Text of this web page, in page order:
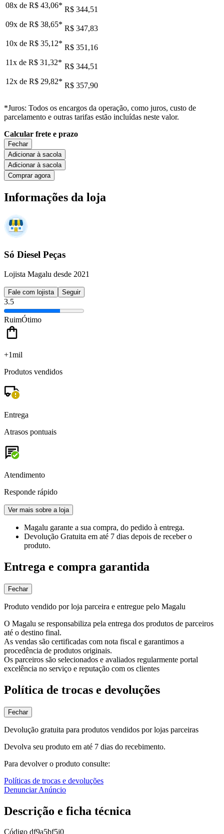
08x de R$ 43,06* R$ 344,51
09x de R$ 38,65* R$ 347,83
10x de R$ 35,12* R$ 351,16
11x de R$ 31,32* R$ 344,51
12x de R$ 29,82* R$ 357,90
*Juros: Todos os encargos da operação, como juros, custo de
parcelamento e outras tarifas estão incluídas neste valor.
Calcular frete e prazo
Fechar
Adicionar à sacola
Adicionar à sacola
Comprar agora
Informações da loja
Só Diesel Peças
Lojista Magalu desde 2021
Fale com lojista Seguir
3.5
RuimÓtimo
+1mil
Produtos vendidos
Entrega
Atrasos pontuais
Atendimento
Responde rápido
Ver mais sobre a loja
Magalu garante a sua compra, do pedido à entrega.
Devolução Gratuita em até 7 dias depois de receber o
produto.
Entrega e compra garantida
Fechar
Produto vendido por loja parceira e entregue pelo Magalu
O Magalu se responsabiliza pela entrega dos produtos de parceiros
até o destino final.
As vendas são certificadas com nota fiscal e garantimos a
procedência de produtos originais.
Os parceiros são selecionados e avaliados regularmente portal
excelência no serviço e reputação com os clientes
Política de trocas e devoluções
Fechar
Devolução gratuita para produtos vendidos por lojas parceiras
Devolva seu produto em até 7 dias do recebimento.
Para devolver o produto consulte:
Políticas de trocas e devoluções
Denunciar Anúncio
Descrição e ficha técnica
Código df9a5bf5j0